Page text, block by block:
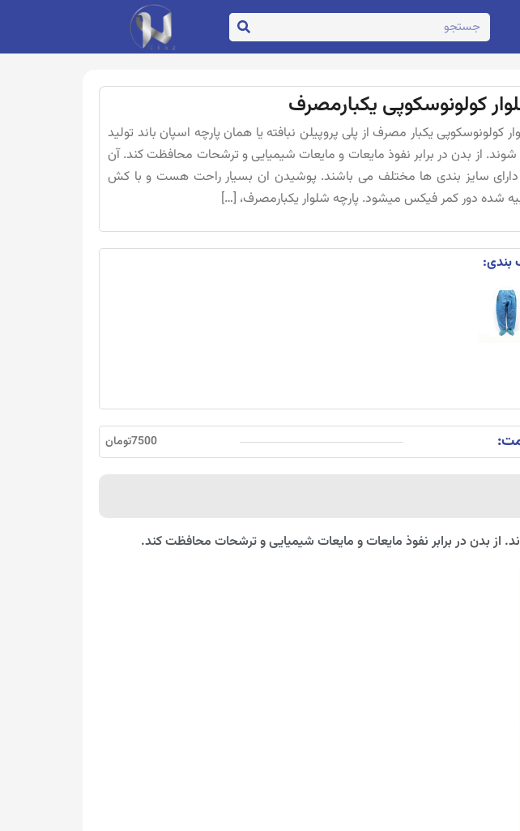
کولونوسکوپی یکبارمصرف
کولونوسکوپی یکبار مصرف از پلی پروپیلن نبافته یا همان پارچه اسپان باند تولید
از بدن در برابر نفوذ مایعات و مایعات شیمیایی و ترشحات محافظت کند. آن
سایز بندی ها مختلف می باشند. پوشیدن ان بسیار راحت هست و با کش
شده دور کمر فیکس میشود. پارچه شلوار یکبارمصرف، […]
بندی:
7500تومان
از بدن در برابر نفوذ مایعات و مایعات شیمیایی و ترشحات محافظت کند.